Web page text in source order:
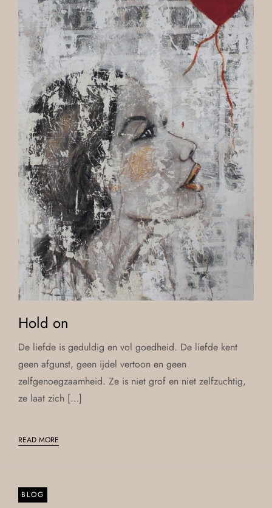
Hold on
De liefde is geduldig en vol goedheid. De liefde kent
geen afgunst, geen ijdel vertoon en geen
zelfgenoegzaamheid. Ze is niet grof en niet zelfzuchtig,
ze laat zich […]
READ MORE
BLOG